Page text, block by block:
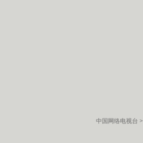
中国网络电视台 >